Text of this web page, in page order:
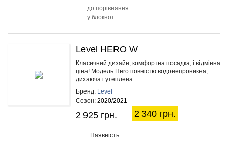
до порівняння
у блокнот
Level HERO W
Класичний дизайн, комфортна посадка, і відмінна
ціна! Модель Hero повністю водонепроникна,
дихаюча і утеплена.
Бренд: Level
Сезон: 2020/2021
2 925 грн. 2 340 грн.
Наявність